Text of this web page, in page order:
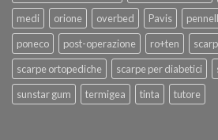
medi
orione overbed Pavis
poneco
post-operazione ro+ten
scarpe ortopediche
scarpe per diabetici
sunstar gum
termigea tinta tutore